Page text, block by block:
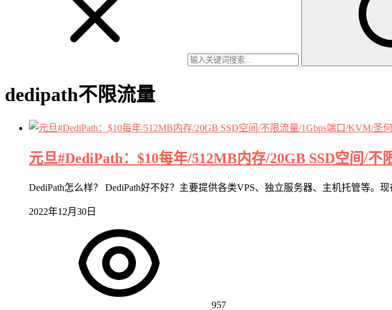
dedipath不限流量
元旦#DediPath：$10每年/512MB内存/20GB SSD空间/
DediPath怎么样？ DediPath好不好？主要提供各类VPS、独立服务器、主机托管等
2022年12月30日
957